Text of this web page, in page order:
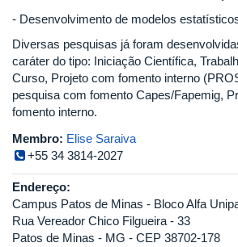
- Desenvolvimento de modelos
Diversas pesquisas já foram
caráter do tipo: Iniciação Científica,
Curso, Projeto com fomento interno
pesquisa com fomento Capes/Fapemig,
fomento interno.
Membro: Elise Saraiva
+55 34 3814-2027
Endereço:
Campus Patos de Minas - Bloco Alfa
Rua Vereador Chico Filgueira - 33
Patos de Minas - MG - CEP 38702-178